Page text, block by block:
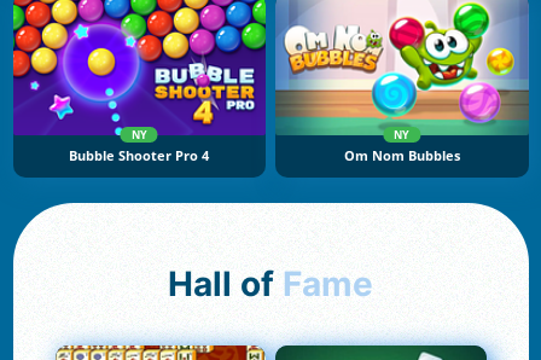
NY
Bubble Shooter Pro 4
NY
Om Nom Bubbles
Hall of Fame